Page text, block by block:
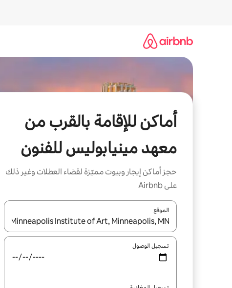
أماكن للإقامة بالقرب من
معهد مينيابوليس للفنون
حجز أماكن إيجار وبيوت مميّزة لقضاء العطلات وغير ذلك
على Airbnb
الموقع
عند توفر النتائج، انتقل باستخدام السهمين لأعلى ولأسفل
تسجيل الوصول